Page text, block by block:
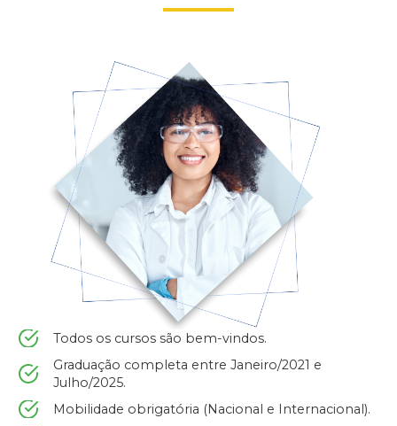
Todos os cursos são bem-vindos.
Graduação completa entre Janeiro/2021 e
Julho/2025.
Mobilidade obrigatória (Nacional e Internacional).